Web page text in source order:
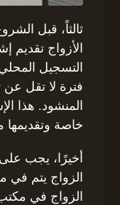
ثالثاً، قبل
الأزواج
التسجيل
فترة لا تقل عن
المنشود. هذا
خاصة
أخيرًا، يجب
الزواج يتم
الزواج في